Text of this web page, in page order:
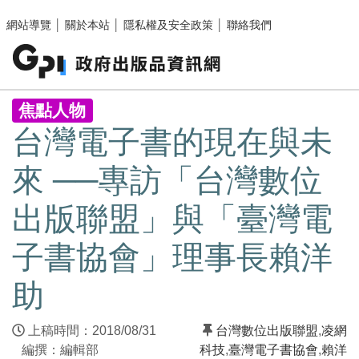
網站導覽
關於本站 隱私權及安全政策 聯絡我們
:::
焦點人物
台灣電子書的現在與未
來 ──專訪「台灣數位
出版聯盟」與「臺灣電
子書協會」理事長賴洋
助
上稿時間：2018/08/31
編撰：編輯部
台灣數位出版聯盟,凌網
科技,臺灣電子書協會,賴洋